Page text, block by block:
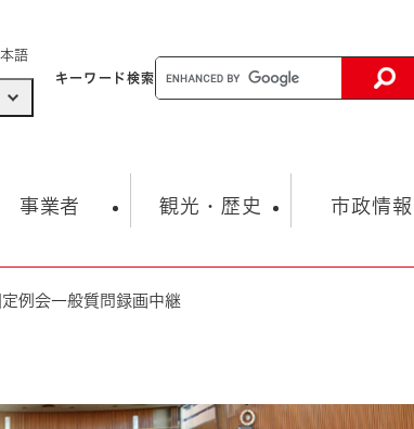
語
キーワード検索
生涯学習・スポーツ
事業者
入札・契約情報
環境 福祉・介護
観光・歴史
観光スポット
市政情報
要
職員採用情報
オープンデータ
例会一般質問録画中継